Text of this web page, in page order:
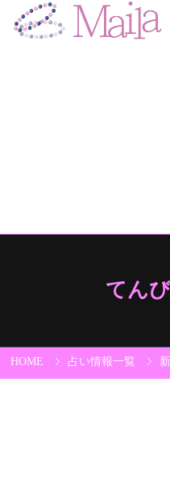
てん
HOME 占い情報一覧